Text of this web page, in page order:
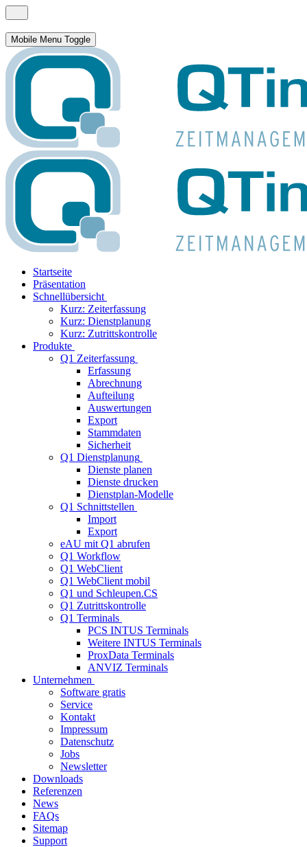
Mobile Menu Toggle
Startseite
Präsentation
Schnellübersicht
Kurz: Zeiterfassung
Kurz: Dienstplanung
Kurz: Zutrittskontrolle
Produkte
Q1 Zeiterfassung
Erfassung
Abrechnung
Aufteilung
Auswertungen
Export
Stammdaten
Sicherheit
Q1 Dienstplanung
Dienste planen
Dienste drucken
Dienstplan-Modelle
Q1 Schnittstellen
Import
Export
eAU mit Q1 abrufen
Q1 Workflow
Q1 WebClient
Q1 WebClient mobil
Q1 und Schleupen.CS
Q1 Zutrittskontrolle
Q1 Terminals
PCS INTUS Terminals
Weitere INTUS Terminals
ProxData Terminals
ANVIZ Terminals
Unternehmen
Software gratis
Service
Kontakt
Impressum
Datenschutz
Jobs
Newsletter
Downloads
Referenzen
News
FAQs
Sitemap
Support